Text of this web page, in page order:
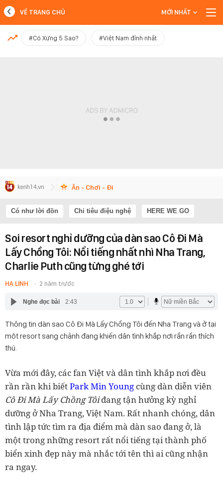
MỚI NHẤT
VỀ TRANG CHỦ MỚI NHẤT
#Có Xứng 5 Sao? #Việt Nam đỉnh nhất
Ăn - Chơi - Đi
Có như lời đồn Chi tiêu điệu nghệ HERE WE GO
Soi resort nghỉ dưỡng của dàn sao Cô Đi Mà
Lấy Chồng Tôi: Nổi tiếng nhất nhì Nha Trang,
Charlie Puth cũng từng ghé tới
HẠ LINH 2 năm trước
Nghe đọc bài 2:43
Thông tin dàn sao Cô Đi Mà Lấy Chồng Tôi đến Nha Trang và ở tại
một resort sang chảnh đang khiến dân tình khắp nơi rần rần thích
thú.
Vừa mới đây, các fan Việt và dân tình khắp nơi đều
rần rần khi biếtPark Min Young cùng dàn diễn viên
Cô Đi Mà Lấy Chồng Tôiđang tận hưởng kỳ nghỉ
dưỡng ở Nha Trang, Việt Nam. Rất nhanh chóng, dân
tình lập tức tìm ra địa điểm mà dàn sao đang ở, là
một trong những resort rất nổi tiếng tại thành phố
biển xinh đẹp này mà nhắc tới tên thì ai cũng nhận
ra ngay.